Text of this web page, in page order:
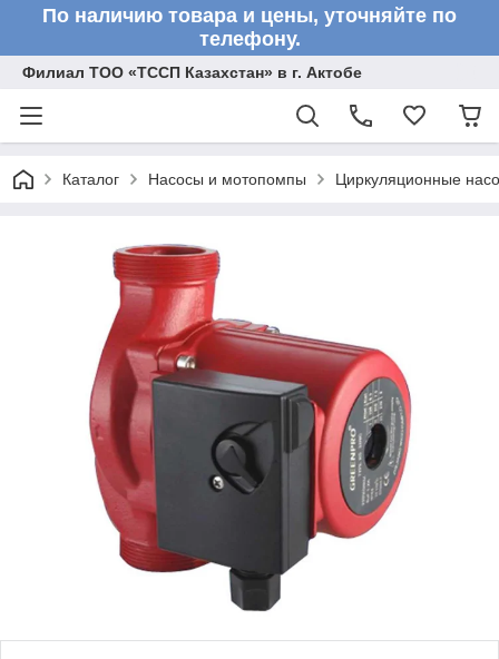
По наличию товара и цены, уточняйте по
телефону.
Филиал ТОО «ТССП Казахстан» в г. Актобе
Каталог Насосы и мотопомпы Циркуляционные